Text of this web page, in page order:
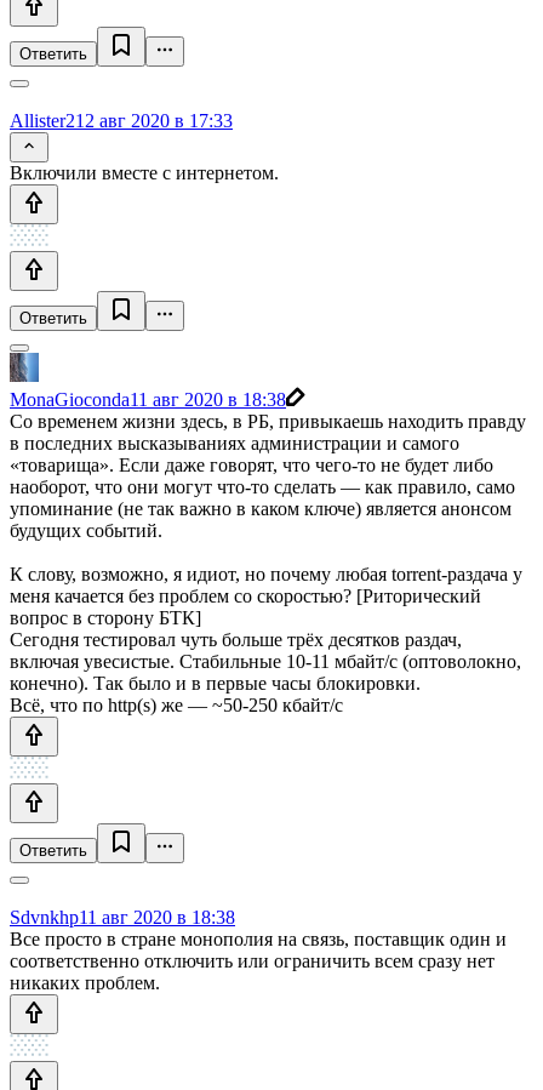
Ответить
Allister212 авг 2020 в 17:33
Включили вместе с интернетом.
Ответить
MonaGioconda11 авг 2020 в 18:38
Со временем жизни здесь, в РБ, привыкаешь находить правду
в последних высказываниях администрации и самого
«товарища». Если даже говорят, что чего-то не будет либо
наоборот, что они могут что-то сделать — как правило, само
упоминание (не так важно в каком ключе) является анонсом
будущих событий.
К слову, возможно, я идиот, но почему любая torrent-раздача у
меня качается без проблем со скоростью? [Риторический
вопрос в сторону БТК]
Сегодня тестировал чуть больше трёх десятков раздач,
включая увесистые. Стабильные 10-11 мбайт/с (оптоволокно,
конечно). Так было и в первые часы блокировки.
Всё, что по http(s) же — ~50-250 кбайт/c
Ответить
Sdvnkhp11 авг 2020 в 18:38
Все просто в стране монополия на связь, поставщик один и
соответственно отключить или ограничить всем сразу нет
никаких проблем.